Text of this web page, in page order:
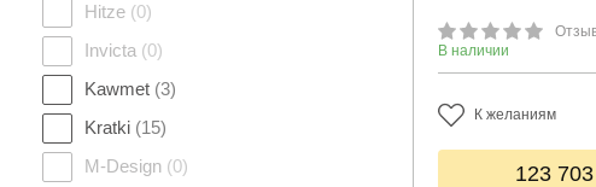
Hitze (0)
Invicta (0)
Kawmet (3)
Kratki (15)
M-Design (0)
В наличии
К желаниям
123 703